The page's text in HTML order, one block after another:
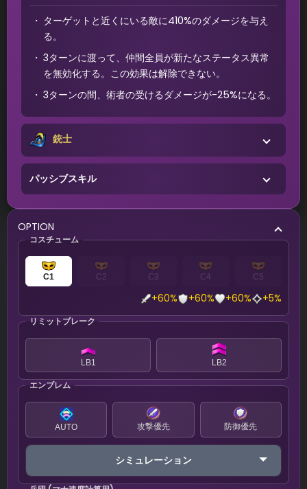
ターゲットと近くにいる敵に410%のダメージを与え
る。
3ターンに渡って、仲間全員が新たなステータス異常
を無効化する。この効果は解除できない。
3ターンの間、術者の受けるダメージが-25%になる。
銃士
パッシブスキル
OPTION
コスチューム
C1 C2 C3 C4 C5
+60% +60% +60% +5%
リミットブレーク
LB1 LB2
エンブレム
AUTO 攻撃優先 防御優先
シミュレーション